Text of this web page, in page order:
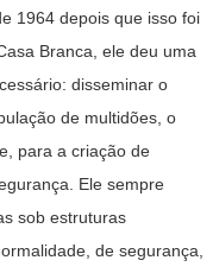
1964 depois que isso foi
Branca, ele deu uma
disseminar o
de multidões, o
para a criação de
Ele sempre
sob estruturas
de segurança,